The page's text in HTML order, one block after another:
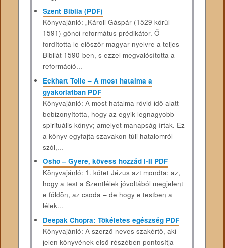
Szent Biblia (PDF)
Könyvajánló: „Károli Gáspár (1529 körül –
1591) gönci református prédikátor. Ő
fordította le először magyar nyelvre a teljes
Bibliát 1590-ben, s ezzel megvalósította a
reformáció...
Eckhart Tolle – A most hatalma a
gyakorlatban PDF
Könyvajánló: A most hatalma rövid idő alatt
bebizonyította, hogy az egyik legnagyobb
spirituális könyv; amelyet manapság írtak. Ez
a könyv egyfajta szavakon túli hatalomról
szól,...
Osho – Gyere, kövess hozzád I-II PDF
Könyvajánló: 1. kötet Jézus azt mondta: az,
hogy a test a Szentlélek jóvoltából megjelent
e földön, az csoda – de hogy e testben a
lélek...
Deepak Chopra: Tökéletes egészség PDF
Könyvajánló: A szerző neves szakértő, aki
jelen könyvének első részében pontosítja